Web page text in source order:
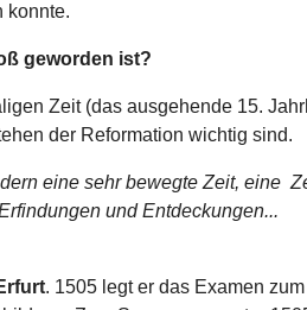
konnte.
geworden ist?
Zeit (das ausgehende 15.
der Reformation wichtig sind.
eine sehr bewegte Zeit, eine
und Entdeckungen...
. 1505 legt er das Examen zum